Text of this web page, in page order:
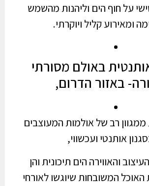
על חוף הים וליהנות מהשמש
ומאירוע קליל ויוקרתי.
באולם מסורתי
באזור הדרום,
ממגוון רב של אולמות המעוצבים
אותנטי ועכשווי,
והאווירה הים תיכונית והן
המשובחות שיוגשו לאורחי